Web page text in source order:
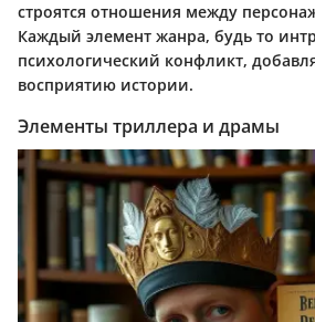
строятся отношения между
Каждый элемент жанра, будь то
психологический конфликт,
восприятию истории.
Элементы триллера и драмы